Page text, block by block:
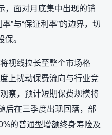
，面对月底集中出现的销
”与“保证利率”的边界，切
保。
视线拉长至整个市场格
上扰动保费流向与行业竞
察，预计短期保费规模将
后在三季度出现回落，部
的普通型增额终身寿险及